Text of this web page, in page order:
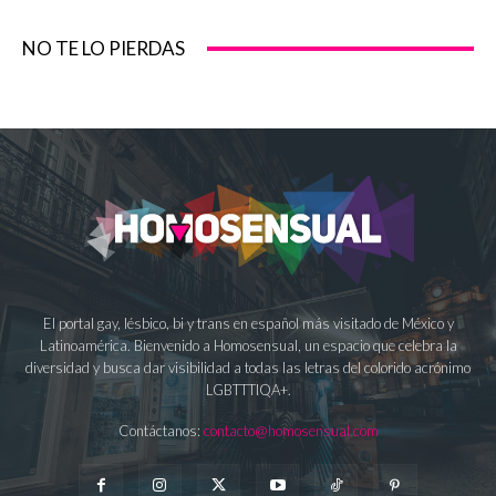
NO TE LO PIERDAS
El portal gay, lésbico, bi y trans en español más visitado de México y
Latinoamérica. Bienvenido a Homosensual, un espacio que celebra la
diversidad y busca dar visibilidad a todas las letras del colorido acrónimo
LGBTTTIQA+.
Contáctanos: contacto@homosensual.com